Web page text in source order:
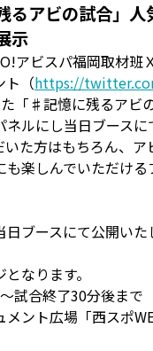
アビの試合」人
示
アビスパ福岡取材班
（https://
「♯記憶に残るアビ
ネルにし当日ブースに
いた方はもちろん、ア
楽しんでいただける
ブースにて公開いた
なります。
試合終了30分後まで
ント広場「西スポ